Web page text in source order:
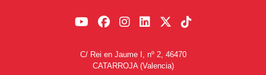
C/ Rei en Jaume I, nº 2, 46470
CATARROJA (Valencia)